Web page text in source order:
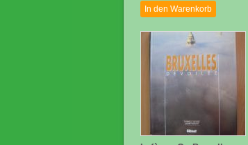
In den Warenkorb